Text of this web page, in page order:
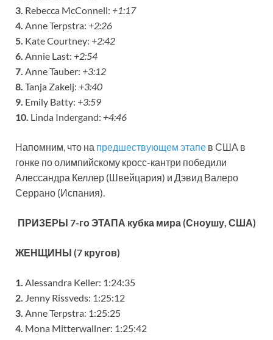
3. Rebecca McConnell: +1:17
4. Anne Terpstra: +2:26
5. Kate Courtney: +2:42
6. Annie Last: +2:54
7. Anne Tauber: +3:12
8. Tanja Zakelj: +3:40
9. Emily Batty: +3:59
10. Linda Indergand: +4:46
Напомним, что на предшествующем этапе в США в
гонке по олимпийскому кросс-кантри победили
Алессандра Келлер (Швейцария) и Дэвид Валеро
Серрано (Испания).
ПРИЗЕРЫ 7-го ЭТАПА кубка мира (Сноушу, США)
ЖЕНЩИНЫ (7 кругов)
1. Alessandra Keller: 1:24:35
2. Jenny Rissveds: 1:25:12
3. Anne Terpstra: 1:25:25
4. Mona Mitterwallner: 1:25:42